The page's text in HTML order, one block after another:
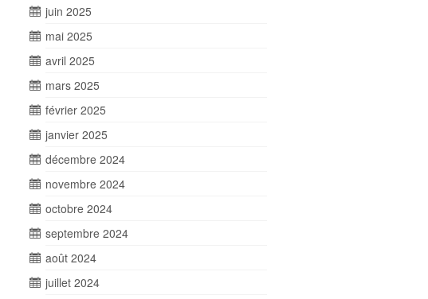
juin 2025
mai 2025
avril 2025
mars 2025
février 2025
janvier 2025
décembre 2024
novembre 2024
octobre 2024
septembre 2024
août 2024
juillet 2024